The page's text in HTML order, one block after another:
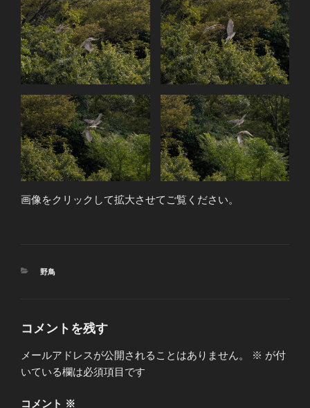
画像をクリックして拡大させてご覧ください。
カ
野鳥
コメントを残す
メールアドレスが公開されることはありません。 ※ が付
いている欄は必須項目です
コメント ※